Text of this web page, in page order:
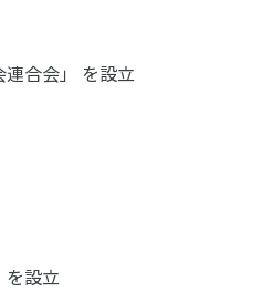
合会」 を設立
を設立